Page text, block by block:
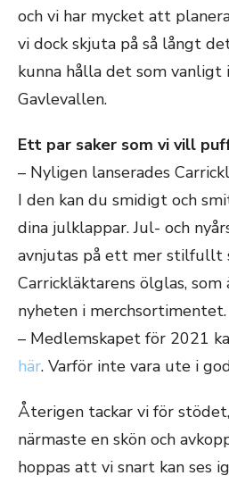
och vi har mycket att
vi dock skjuta på så långt
kunna hålla det som vanligt
Gavlevallen.
Ett par saker som vi vill
– Nyligen lanserades
I den kan du smidigt och
dina julklappar. Jul- och
avnjutas på ett mer stilfullt
Carrickläktarens ölglas, som
nyheten i merchsortimentet.
– Medlemskapet för 2021
här. Varför inte vara ute i
Återigen tackar vi för
närmaste en skön och
hoppas att vi snart kan ses